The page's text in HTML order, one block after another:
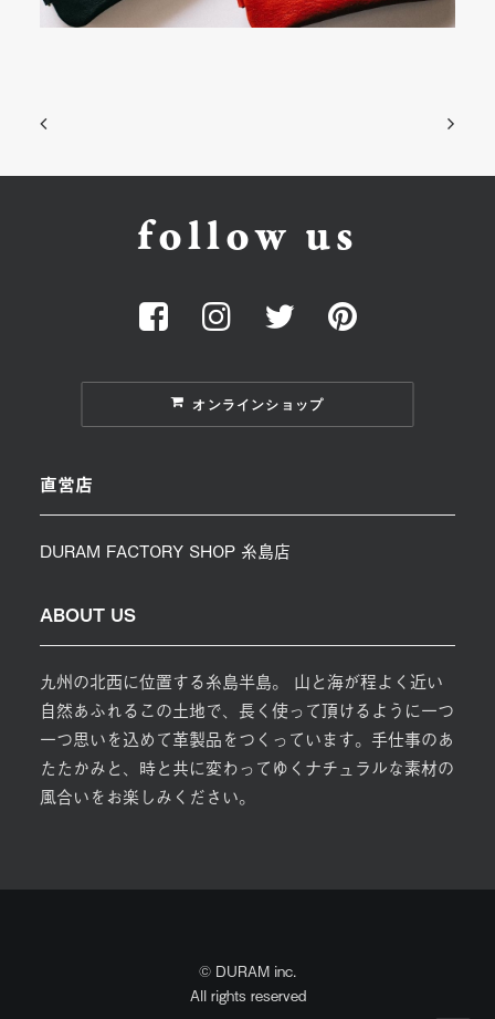
follow us
オンラインショップ
直営店
DURAM FACTORY SHOP 糸島店
ABOUT US
九州の北西に位置する糸島半島。 山と海が程よく近い
自然あふれるこの土地で、長く使って頂けるように一つ
一つ思いを込めて革製品をつくっています。手仕事のあ
たたかみと、時と共に変わってゆくナチュラルな素材の
風合いをお楽しみください。
© DURAM inc.
All rights reserved